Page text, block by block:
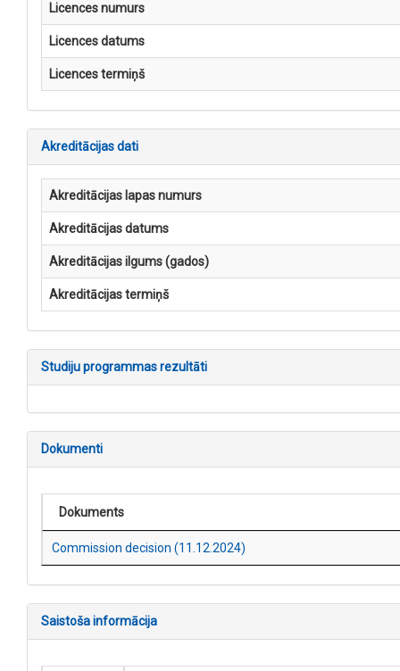
Licences numurs
Licences datums
Licences termiņš
Akreditācijas dati
Akreditācijas lapas numurs
Akreditācijas datums
Akreditācijas ilgums (gados)
Akreditācijas termiņš
Studiju programmas rezultāti
Dokumenti
Dokuments
Commission decision (11.12.2024)
Saistoša informācija